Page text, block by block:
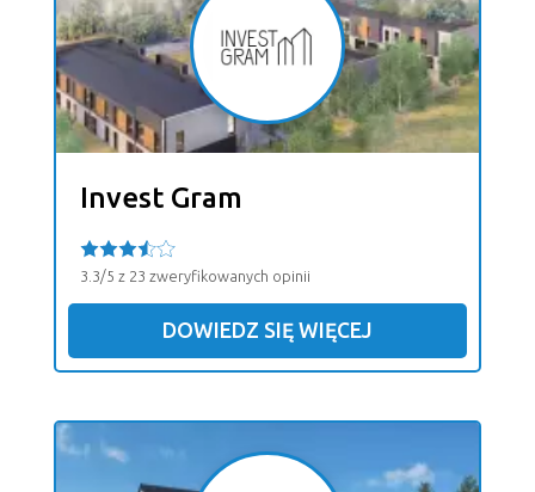
Invest Gram
3.3/5 z 23 zweryfikowanych opinii
DOWIEDZ SIĘ WIĘCEJ